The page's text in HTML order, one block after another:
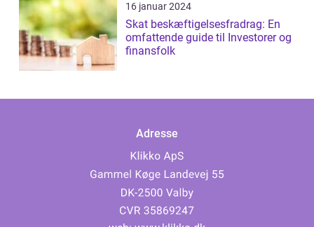
16 januar 2024
Skat beskæftigelsesfradrag: En
omfattende guide til Investorer og
finansfolk
Adresse